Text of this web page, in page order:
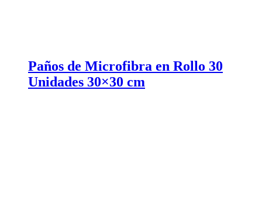
Paños de Microfibra en Rollo 30
Unidades 30×30 cm